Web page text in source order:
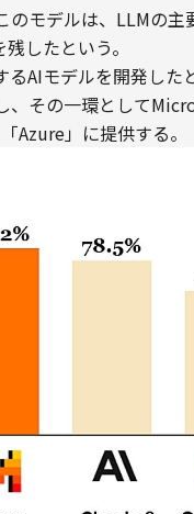
のモデルは、LLMの
したという。
AIモデルを開発し
、その一環として
Azure」に提供する。